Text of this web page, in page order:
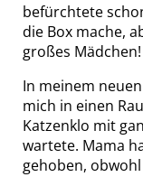
befürchtete
die Box mache,
großes Mädchen!
In meinem
mich in einen
Katzenklo mit
wartete. Mama
gehoben,